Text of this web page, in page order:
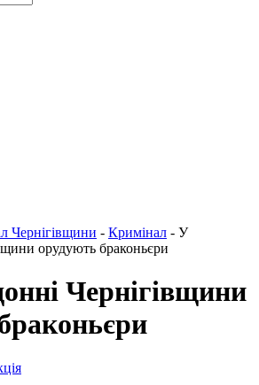
Чернігівщини - Кримінал - У
орудують браконьєри
Чернігівщини